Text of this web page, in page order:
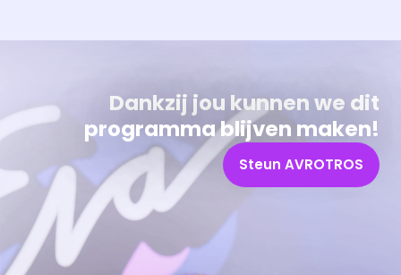
Dankzij jou kunnen we dit
programma blijven maken!
Steun AVROTROS